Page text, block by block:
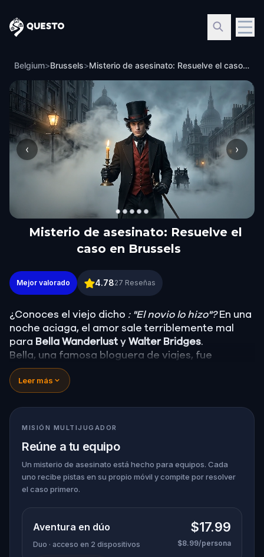
Questo
Belgium>Brussels> Misterio de asesinato: Resuelve el caso en Brussels
‹ ›
Misterio de asesinato: Resuelve el
caso en Brussels
Misterio de asesinato: Resuelve el caso en Brussels
Mejor valorado 4.7827 Reseñas
¿Conoces el viejo dicho : "El novio lo hizo"?En una
noche aciaga, el amor sale terriblemente mal
para Bella Wanderlust y Walter Bridges.
Bella, una famosa bloguera de viajes, fue
encontrada
fantasmas dirigida por el teatral
Ahora, depende de ti descubrir la verdad.
¿Fue Walter, el novio obsesionado? ¿Percy, el
guía turístico fantasma con un don para lo
sombras?
🔎Reúne pistas, interroga a los sospechosos y
desenmascara al verdadero asesino antes de
que vuelva a atacar. Asegúrate de tener a mano
Leer más
MISIÓN MULTIJUGADOR
Reúne a tu equipo
Un misterio de asesinato está hecho para equipos. Cada
uno recibe pistas en su propio móvil y compite por resolver
el caso primero.
Aventura en dúo
Duo · acceso en 2 dispositivos
$17.99
$8.99/persona